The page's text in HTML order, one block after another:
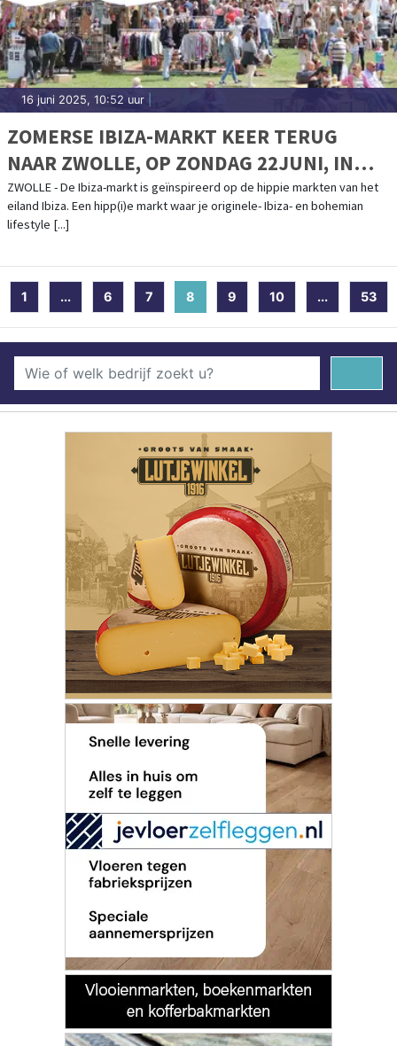
16 juni 2025, 10:52 uur
ZOMERSE IBIZA-MARKT KEER TERUG
NAAR ZWOLLE, OP ZONDAG 22JUNI, IN
HET PARK DE WEZENLANDEN.
ZWOLLE - De Ibiza-markt is geïnspireerd op de hippie markten van het
eiland Ibiza. Een hipp(i)e markt waar je originele- Ibiza- en bohemian
lifestyle [...]
1 ... 6 7 8 (current)
9 10 ... 53